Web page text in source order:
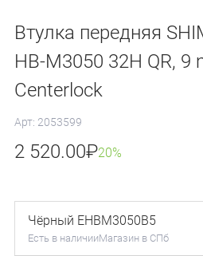
Втулка передняя
HB-M3050 32H QR, 9
Centerlock
Арт: 2053599
2 520.00₽20%
Чёрный EHBM3050B5
Есть в наличииМагазин в СПб